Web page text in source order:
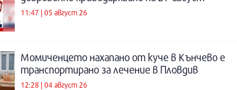
11:47 | 05 август 26
Момиченцето нахапано от куче в Кънчево е
транспортирано за лечение в Пловдив
12:28 | 04 август 26